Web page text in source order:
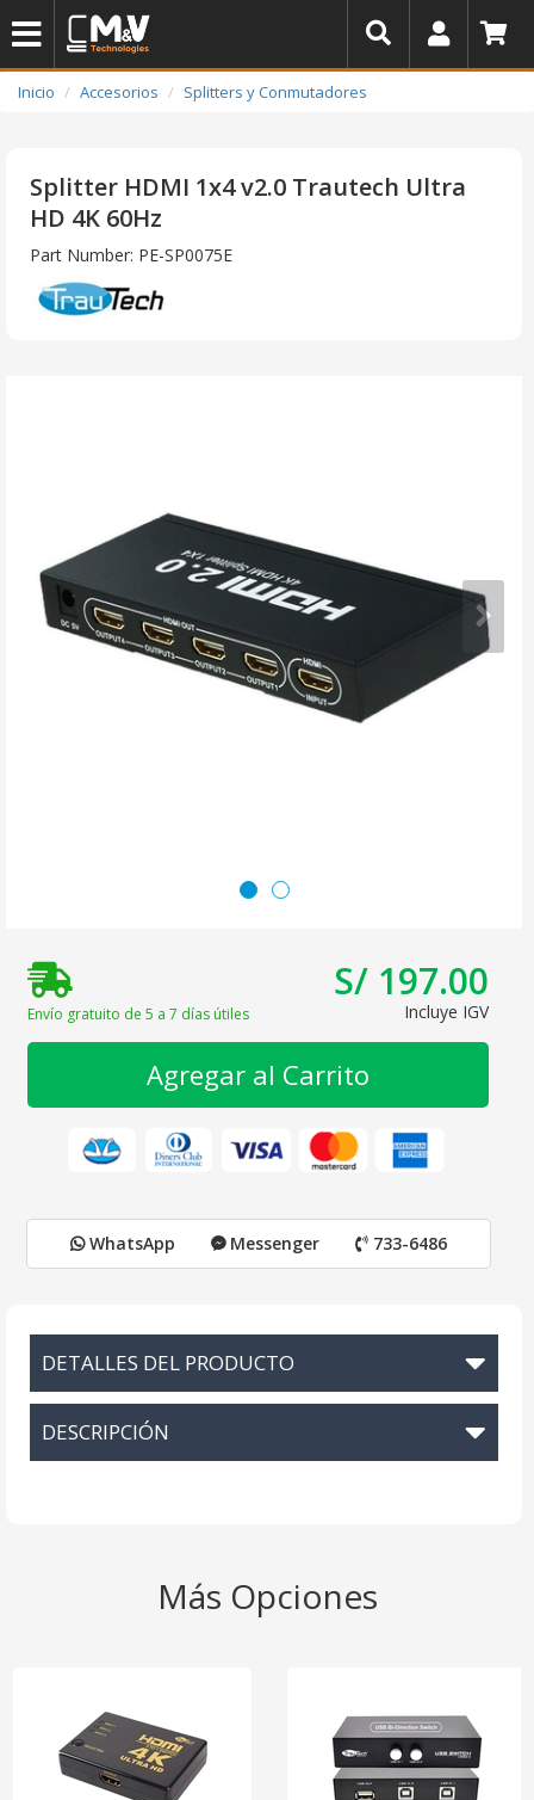
Inicio Accesorios Splitters y Conmutadores
Splitter HDMI 1x4 v2.0 Trautech Ultra
HD 4K 60Hz
Part Number: PE-SP0075E
Envío gratuito de 5 a 7 días útiles
S/ 197.00
Incluye IGV
Agregar al Carrito
WhatsApp Messenger 733-6486
DETALLES DEL PRODUCTO
DESCRIPCIÓN
Más Opciones